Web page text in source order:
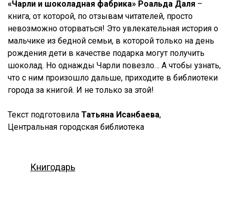
«Чарли и шоколадная фабрика» Роальда Даля –
книга, от которой, по отзывам читателей, просто
невозможно оторваться! Это увлекательная история о
мальчике из бедной семьи, в которой только на день
рождения дети в качестве подарка могут получить
шоколад. Но однажды Чарли повезло… А чтобы узнать,
что с ним произошло дальше, приходите в библиотеки
города за книгой. И не только за этой!
Текст подготовила Татьяна Исанбаева,
Центральная городская библиотека
Книгодарь